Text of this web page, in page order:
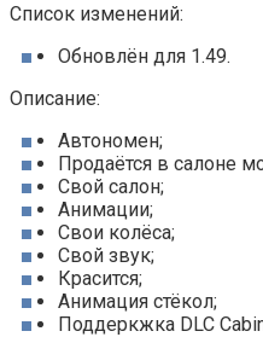
Список изменений:
Обновлён для 1.49.
Описание:
Автономен;
Продаётся в салоне
Свой салон;
Aнимации;
Свои колёса;
Свой звук;
Красится;
Анимация стёкол;
Поддеркжка DLC